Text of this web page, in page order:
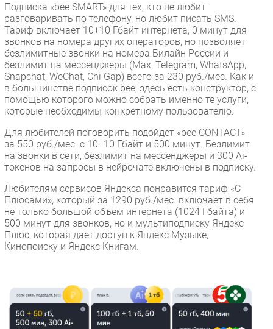
Подписка «bee SMART» для тех, кто не любит
разговаривать по телефону, но любит писать SMS.
Тариф включает 10+10 Гбайт интернета, 0 минут для
звонков на номера других операторов, но позволяет
безлимитные звонки на номера Билайн России и
безлимит на мессенджеры (Max, Telegram, WhatsApp,
Snapchat, WeChat, Chi Gap) всего за 230 руб./мес. Как и
в большинстве подписок bee, здесь есть конструктор, с
помощью которого можно собрать именно те услуги,
которые необходимы конкретному пользователю.
Для любителей поговорить подойдет «bee CONTACT»
за 550 руб./мес. с 10+10 Гбайт и 500 минут. Безлимит
на звонки в сети, безлимит на мессенджеры и 300 Ai-
токенов на запросы в нейрочате включены в подписку.
Любителям сервисов Яндекса понравится тариф «С
Плюсами», который за 1290 руб./мес. включает в себя
не только большой объем интернета (1024 Гбайта) и
500 минут для звонков, но и мультиподписку Яндекс
Плюс, которая дает доступ к Яндекс Музыке,
Кинопоиску и Яндекс Книгам.